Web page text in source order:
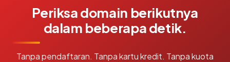
Periksa domain berikutnya
dalam beberapa detik.
Tanpa pendaftaran. Tanpa kartu kredit. Tanpa kuota